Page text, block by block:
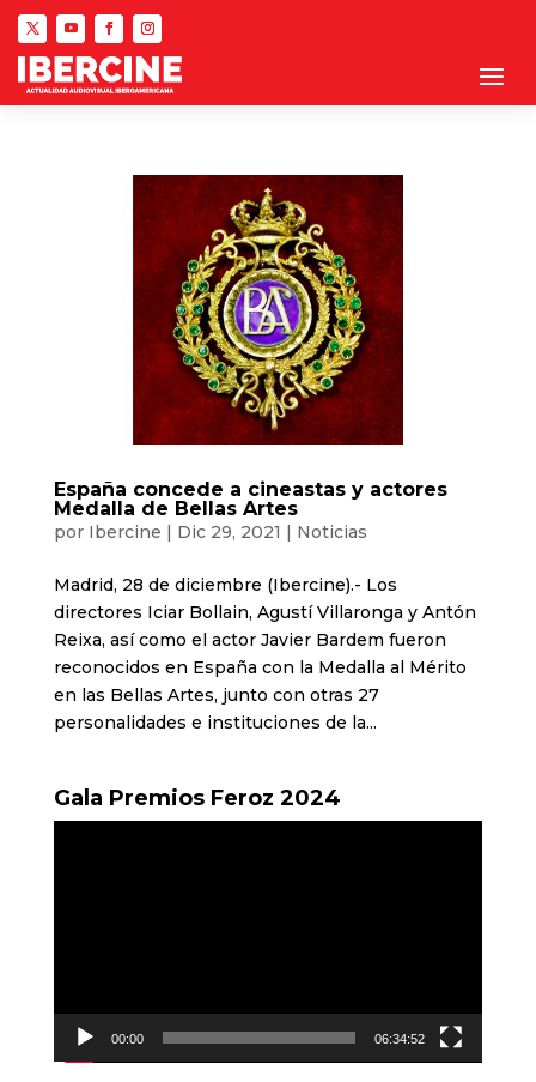
España concede a cineastas y actores
Medalla de Bellas Artes
por Ibercine | Dic 29, 2021 | Noticias
Madrid, 28 de diciembre (Ibercine).- Los
directores Iciar Bollain, Agustí Villaronga y Antón
Reixa, así como el actor Javier Bardem fueron
reconocidos en España con la Medalla al Mérito
en las Bellas Artes, junto con otras 27
personalidades e instituciones de la...
Gala Premios Feroz 2024
00:00 06:34:52